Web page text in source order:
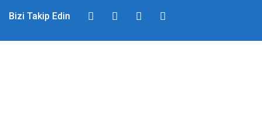
Bizi Takip Edin